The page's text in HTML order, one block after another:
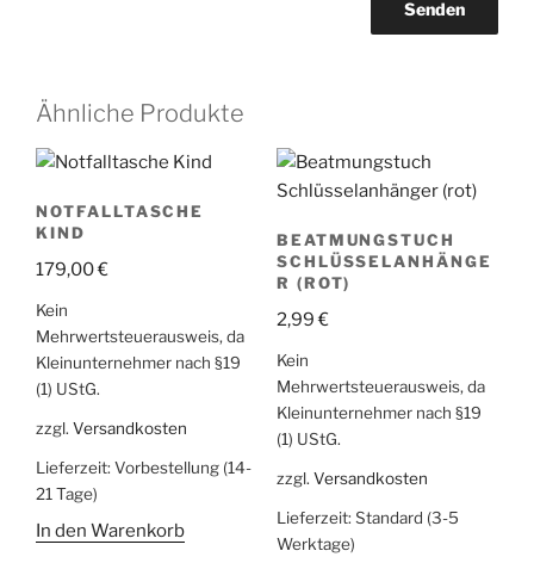
Ähnliche Produkte
NOTFALLTASCHE
KIND
179,00€
Kein
Mehrwertsteuerausweis, da
Kleinunternehmer nach §19
(1) UStG.
zzgl. Versandkosten
Lieferzeit: Vorbestellung (14-
21 Tage)
In den Warenkorb
BEATMUNGSTUCH
SCHLÜSSELANHÄNGE
R (ROT)
2,99€
Kein
Mehrwertsteuerausweis, da
Kleinunternehmer nach §19
(1) UStG.
zzgl. Versandkosten
Lieferzeit: Standard (3-5
Werktage)